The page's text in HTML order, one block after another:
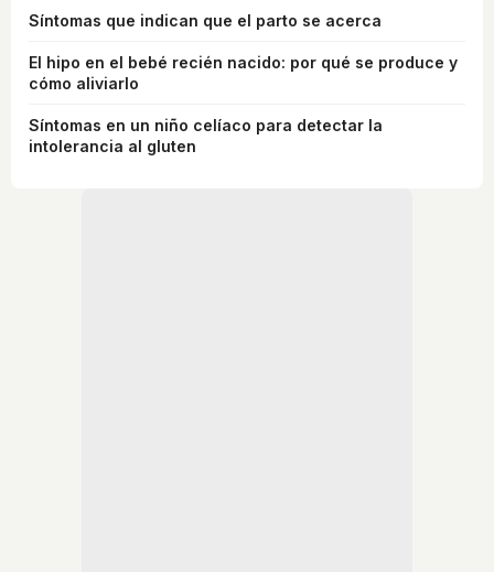
Síntomas que indican que el parto se acerca
El hipo en el bebé recién nacido: por qué se produce y
cómo aliviarlo
Síntomas en un niño celíaco para detectar la
intolerancia al gluten